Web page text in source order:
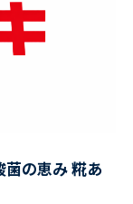
の恵み 糀あ